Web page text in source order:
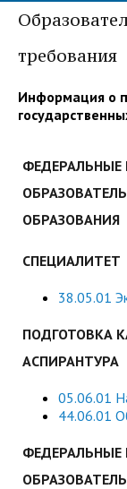
организация
школы
Центр
иностранных
по русскому
служением»
требования
Информация о
ФЕДЕРАЛЬНЫЕ
ОБРАЗОВАНИЯ
СПЕЦИАЛИТЕТ
38.05.01
ПОДГОТОВКА
АСПИРАНТУРА
05.06.01
44.06.01
ФЕДЕРАЛЬНЫЕ